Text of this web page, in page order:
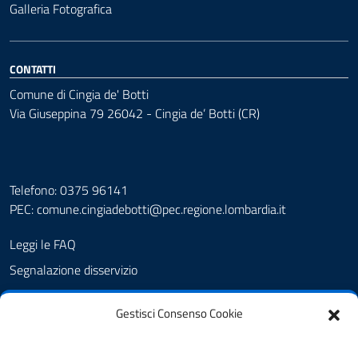
Gestisci Consenso Cookie
Galleria Fotografica
CONTATTI
Comune di Cingia de' Botti
Via Giuseppina 79 26042 - Cingia de’ Botti (CR)
Telefono: 0375 96141
PEC:comune.cingiadebotti@pec.regione.lombardia.it
Leggi le FAQ
Segnalazione disservizio
Prenotazione appuntamento